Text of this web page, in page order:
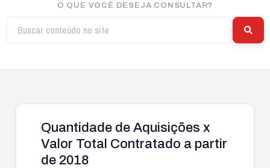
O QUE VOCÊ DESEJA CONSULTAR?
Quantidade de Aquisições x
Valor Total Contratado a partir
de 2018